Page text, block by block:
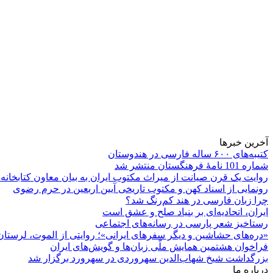
آخرین خبرها
کتیبه‌های ۶۰۰ ساله فارسی در هندوستان
شماره 101 نامۀ فرهنگستان منتشر شد
روایت یک قرن صیانت از میراث مکتوب ایران به بیان معاون
رونمایی از اسناد کهن و مکتوب تاریخی آیین اربعین در حرم رضوی
چرا زبان فارسی در هند کم‌رنگ شد؟
ایران، اتحادیه‌ای بر بنیاد صلح و عشق است
رستاخیز شعر پارسی در رسانه‌های اجتماعی
«دره‌های حشاشین و دیگر سفرهای ایرانی»؛ روایتی از الموت، لرستان
فراخوان هشتمین همایش ملّی زبان‌ها و گویش‌های ایران
بزرگداشت شیخ شهاب‌الدین سهروردی در سهرورد برگزار شد
درباره ما